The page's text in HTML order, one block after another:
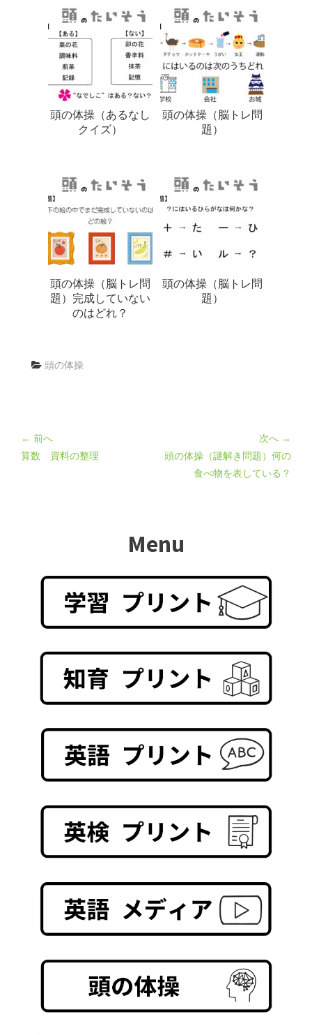
頭の体操（あるなし
クイズ）
頭の体操（脳トレ問
題）
頭の体操（脳トレ問
題）完成していない
のはどれ？
頭の体操（脳トレ問
題）
頭の体操
← 前へ
算数 資料の整理
次へ →
頭の体操（謎解き問題）何の
食べ物を表している？
Menu